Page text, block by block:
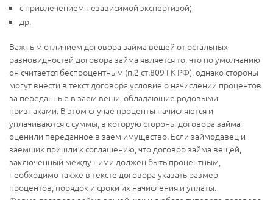
с привлечением независимой экспертизой;
др.
Важным отличием договора займа вещей от остальных
разновидностей договора займа является то, что по умолчанию
он считается беспроцентным (п.2 ст.809 ГК РФ), однако стороны
могут внести в текст договора условие о начислении процентов
за переданные в заем вещи, обладающие родовыми
признаками. В этом случае проценты начисляются и
уплачиваются с суммы, в которую стороны договора займа
оценили переданное в заем имущество. Если займодавец и
заемщик пришли к соглашению, что договор займа вещей,
заключенный между ними должен быть процентным,
необходимо также в тексте договора указать размер
процентов, порядок и сроки их начисления и уплаты.